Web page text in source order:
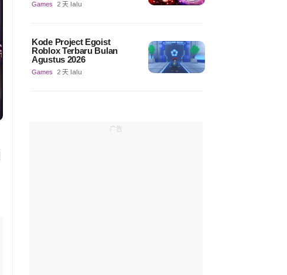
Games 2 天 lalu
Kode Project Egoist
Roblox Terbaru Bulan
Agustus 2026
Games 2 天 lalu
广告